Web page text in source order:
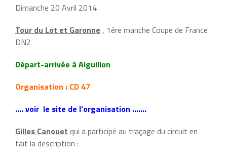
Dimanche 20 Avril 2014
Tour du Lot et Garonne , 1ére manche Coupe de France
DN2
Départ-arrivée à Aiguillon
Organisation : CD 47
…. voir le site de l’organisation …….
Gilles Canouet qui a participé au traçage du circuit en
fait la description :